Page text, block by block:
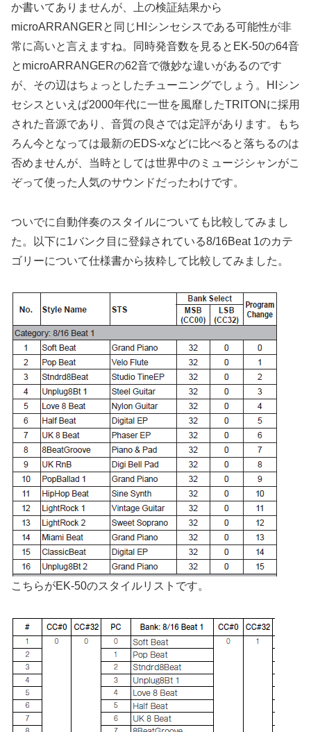
か書いてありませんが、上の検証結果から
microARRANGERと同じHIシンセシスである可能性が非
常に高いと言えますね。同時発音数を見るとEK-50の64音
とmicroARRANGERの62音で微妙な違いがあるのです
が、その辺はちょっとしたチューニングでしょう。HIシン
セシスといえば2000年代に一世を風靡したTRITONに採用
された音源であり、音質の良さでは定評があります。もち
ろん今となっては最新のEDS-xなどに比べると落ちるのは
否めませんが、当時としては世界中のミュージシャンがこ
ぞって使った人気のサウンドだったわけです。
ついでに自動伴奏のスタイルについても比較してみまし
た。以下に1バンク目に登録されている8/16Beat 1のカテ
ゴリーについて仕様書から抜粋して比較してみました。
こちらがEK-50のスタイルリストです。